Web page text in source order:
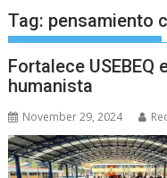
Tag: pensamiento
Fortalece
humanista
November 29, 2024